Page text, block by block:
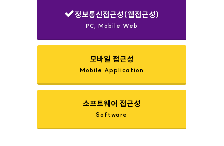
정보통신접근성(웹접근성)
PC, Mobile Web
모바일 접근성
Mobile Application
소프트웨어 접근성
Software